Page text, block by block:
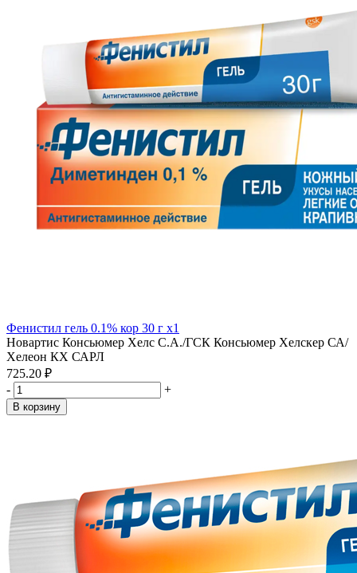
Фенистил гель 0.1% кор 30 г x1
Новартис Консьюмер Хелс С.А./ГСК Консьюмер Хелскер СА/
Хелеон КХ САРЛ
725.20 ₽
-
+
В корзину